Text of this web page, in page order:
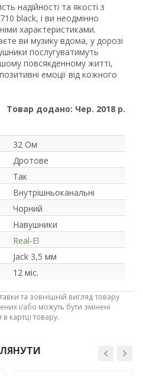
надійності та якості з
black, і ви неодмінно
характеристиками.
ви музику вдома, у дорозі
послугуватимуть
повсякденному житті,
емоції від кожного
Товар додано: Чер. 2018 р.
32 Ом
Дротове
Так
Внутрішньоканальні
Чорний
Навушники
Real-El
Jack 3,5 мм
12 міс.
та зовнішній вигляд товару
і/або можуть бути змінені
картці товару.